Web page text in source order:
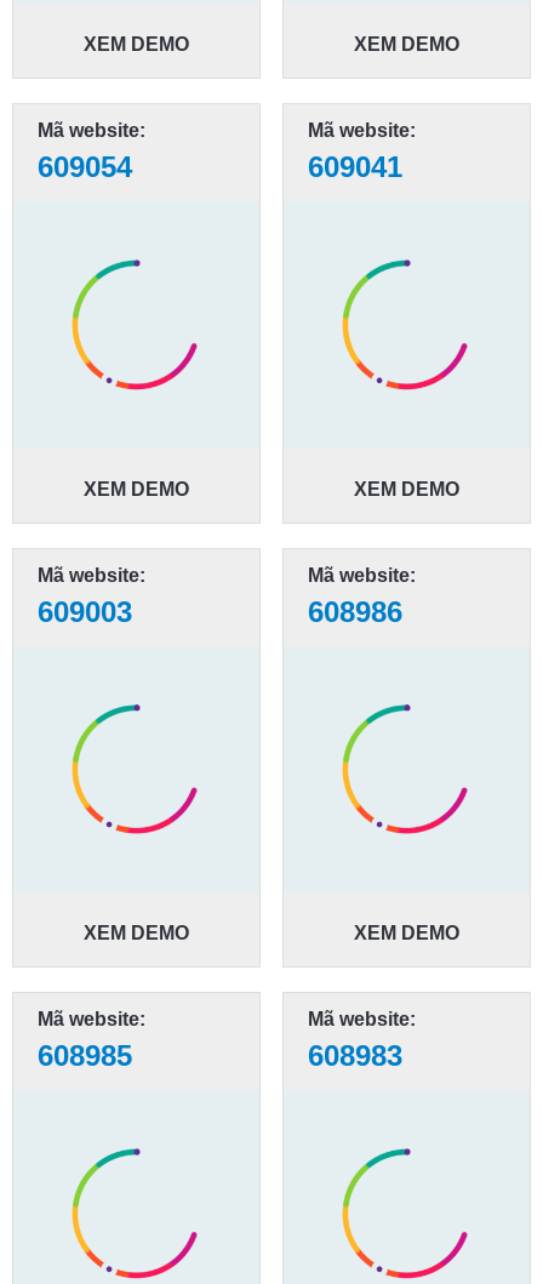
XEM DEMO XEM DEMO
Mã website:
609054
XEM DEMO
Mã website:
609041
XEM DEMO
Mã website:
609003
XEM DEMO
Mã website:
608986
XEM DEMO
Mã website:
608985
Mã website:
608983